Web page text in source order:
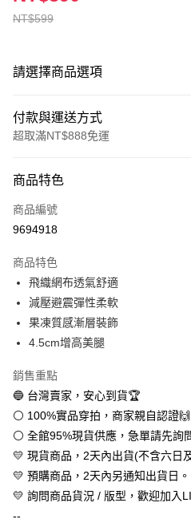
NT$599
請選擇商品選項
付款與運送方式
超取滿NT$888免運
信用卡一次付款
超商取貨付款
Apple Pay
街口支付
悠遊付
全盈+PAY
AFTEE先享後付
相關說明
【關於「AFTEE先享後付」】
AFTEE先享後付是「在收到商品之後才
便利好安心！
１．簡單：不需註冊會員、不需綁卡、不
２．便利：只要手機號碼，簡訊認證，
商品特色
商品編號
9694918
商品特色
飛織網布透氣舒適
減壓避震彈性柔軟
果凍質感漸層裝飾
4.5cm增高美腿
銷售重點
🔵 台灣賣家，安心到貨🏆
⚪ 100%實品穿拍，商家親自認證🙌
⚪ 全館95%現貨供應，急單請先詢
💛 現貨商品，2天內出貨(不含六日
💛 預購商品，2天內另通知出貨日。
💛 詢問商品貨況 / 版型，歡迎加入
--